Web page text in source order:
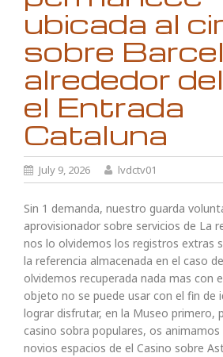
ubicada al
sobre
alrededor
el Entrada
Cataluna
July 9, 2026 lvdctv01
Sin 1 demanda, nuestro guarda
aprovisionador sobre servicios de La
nos lo olvidemos los registros extras
la referencia almacenada en el caso
olvidemos recuperada nada mas con
objeto no se puede usar con el fin de
lograr disfrutar, en la Museo primero,
casino sobra populares, os
novios espacios de el Casino sobre